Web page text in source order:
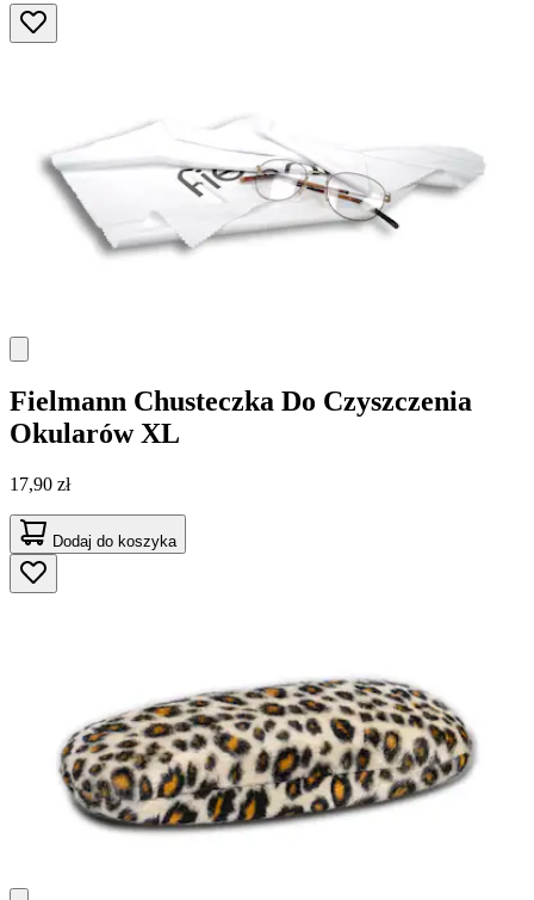
Fielmann Chusteczka Do Czyszczenia
Okularów XL
17,90 zł
Dodaj do koszyka